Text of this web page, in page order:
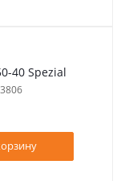
40 Spezial